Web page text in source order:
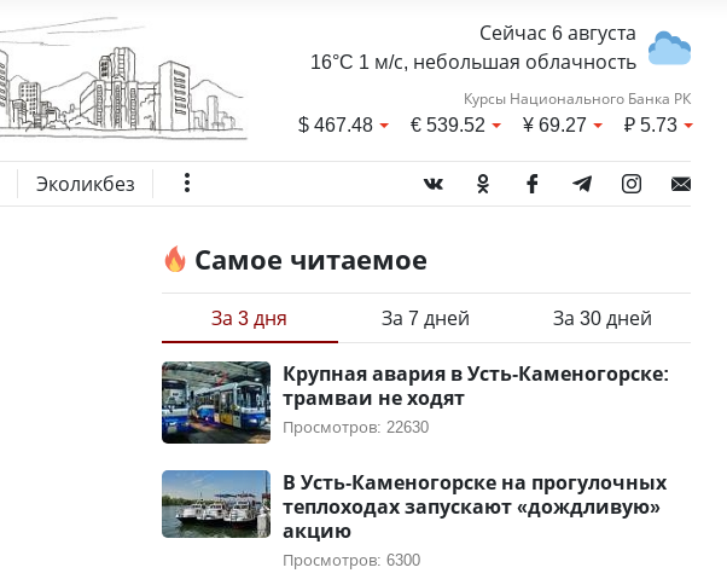
Сейчас 6 августа
16°C 1 м/с, небольшая облачность
Курсы Национального Банка РК
$467.48 €539.52 ¥69.27 ₽5.73
Эколикбез
Самое читаемое
За 3 дня За 7 дней За 30 дней
Крупная авария в Усть-Каменогорске:
трамваи не ходят
Просмотров: 22630
В Усть-Каменогорске на прогулочных
теплоходах запускают «дождливую»
акцию
Просмотров: 6300